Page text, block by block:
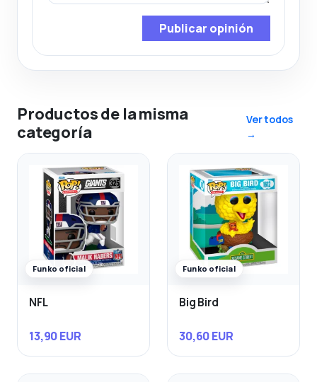
Publicar opinión
Productos de la misma
categoría
Ver todos
→
Funko oficial
NFL
13,90 EUR
Funko oficial
Big Bird
30,60 EUR